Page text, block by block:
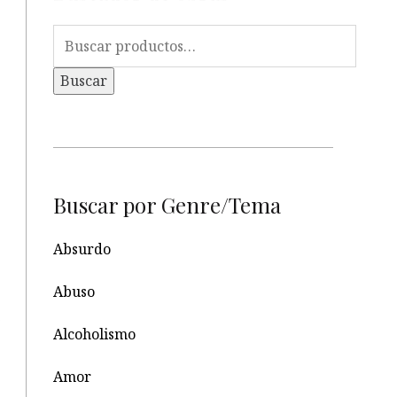
por:
Buscar
Buscar por Genre/Tema
Absurdo
Abuso
Alcoholismo
Amor